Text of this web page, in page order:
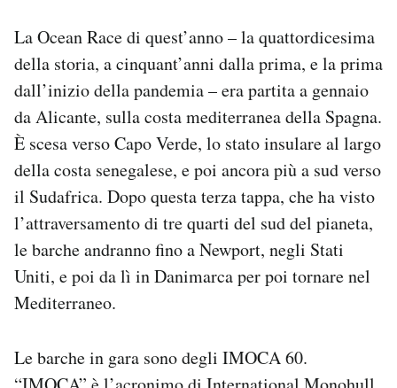
La Ocean Race di quest’anno – la quattordicesima
della storia, a cinquant’anni dalla prima, e la prima
dall’inizio della pandemia – era partita a gennaio
da Alicante, sulla costa mediterranea della Spagna.
È scesa verso Capo Verde, lo stato insulare al largo
della costa senegalese, e poi ancora più a sud verso
il Sudafrica. Dopo questa terza tappa, che ha visto
l’attraversamento di tre quarti del sud del pianeta,
le barche andranno fino a Newport, negli Stati
Uniti, e poi da lì in Danimarca per poi tornare nel
Mediterraneo.
Le barche in gara sono degli IMOCA 60.